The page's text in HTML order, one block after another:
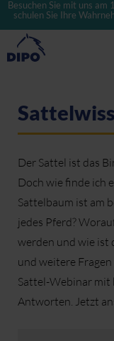
Besuchen Sie mit uns
schulen Sie Ihre
Der Sattel ist das
Doch wie finde ich
Sattelbaum ist am
jedes Pferd?
werden und wie ist
und weitere
Sattel-Webinar mit
Antworten. Jetzt